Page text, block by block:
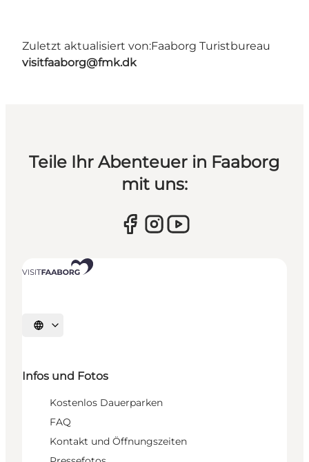
Zuletzt aktualisiert von:Faaborg Turistbureau
visitfaaborg@fmk.dk
Teile Ihr Abenteuer in Faaborg
mit uns:
Sprache auswählen
Infos und Fotos
Kostenlos Dauerparken
FAQ
Kontakt und Öffnungszeiten